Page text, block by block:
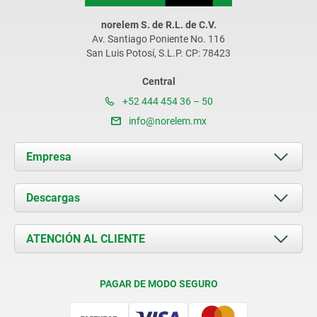
norelem S. de R.L. de C.V.
Av. Santiago Poniente No. 116
San Luis Potosí, S.L.P. CP: 78423
Central
+52 444 454 36 – 50
info@norelem.mx
Empresa
Acerca de nosotros
Novedades
Contacto
Descargas
Documents
ATENCIÓN AL CLIENTE
PAGAR DE MODO SEGURO